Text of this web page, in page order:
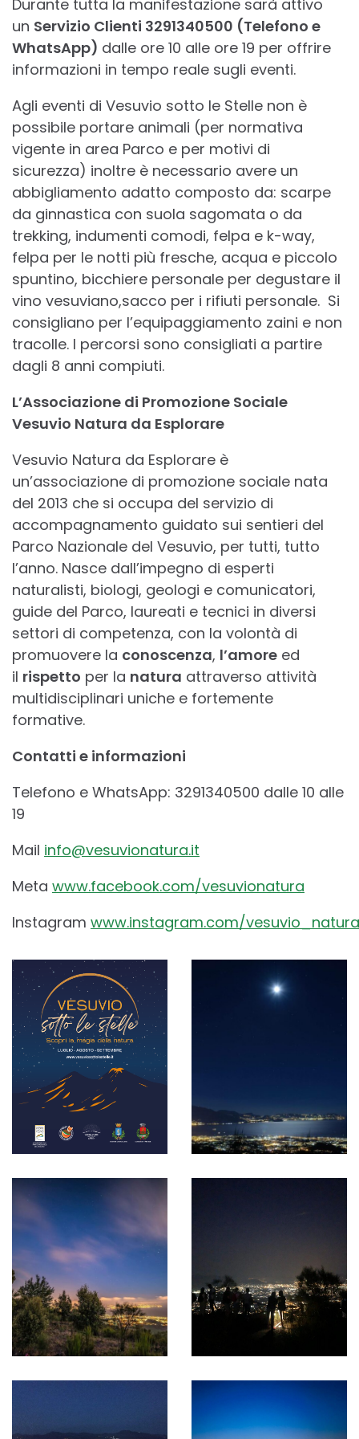
Durante tutta la manifestazione sarà attivo
un Servizio Clienti 3291340500 (Telefono e
WhatsApp) dalle ore 10 alle ore 19 per offrire
informazioni in tempo reale sugli eventi.
Agli eventi di Vesuvio sotto le Stelle non è
possibile portare animali (per normativa
vigente in area Parco e per motivi di
sicurezza) inoltre è necessario avere un
abbigliamento adatto composto da: scarpe
da ginnastica con suola sagomata o da
trekking, indumenti comodi, felpa e k-way,
felpa per le notti più fresche, acqua e piccolo
spuntino, bicchiere personale per degustare il
vino vesuviano,sacco per i rifiuti personale. Si
consigliano per l’equipaggiamento zaini e non
tracolle. I percorsi sono consigliati a partire
dagli 8 anni compiuti.
L’Associazione di Promozione Sociale
Vesuvio Natura da Esplorare
Vesuvio Natura da Esplorare è
un’associazione di promozione sociale nata
del 2013 che si occupa del servizio di
accompagnamento guidato sui sentieri del
Parco Nazionale del Vesuvio, per tutti, tutto
l’anno. Nasce dall’impegno di esperti
naturalisti, biologi, geologi e comunicatori,
guide del Parco, laureati e tecnici in diversi
settori di competenza, con la volontà di
promuovere la conoscenza, l’amore ed
il rispetto per la natura attraverso attività
multidisciplinari uniche e fortemente
formative.
Contatti e informazioni
Telefono e WhatsApp: 3291340500 dalle 10 alle
19
Mail info@vesuvionatura.it
Meta www.facebook.com/vesuvionatura
Instagram www.instagram.com/vesuvio_natura